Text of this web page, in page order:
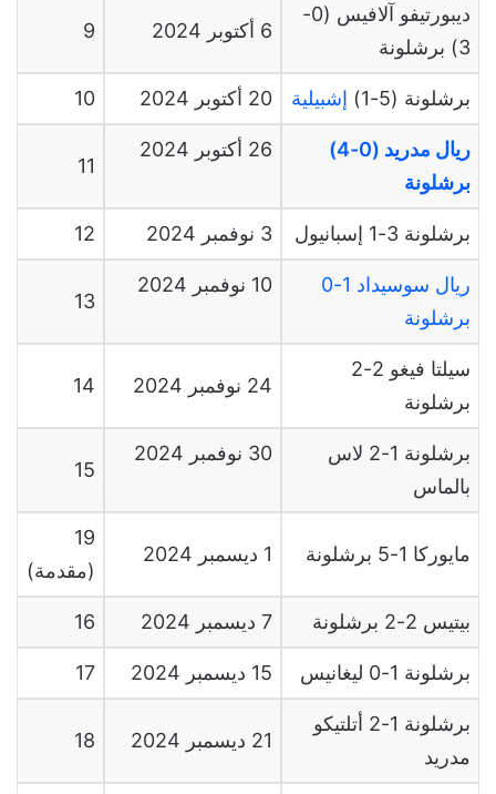
ديبورتيفو آلافيس (0-
3) برشلونة
6 أكتوبر 9
برشلونة (5-1) إشبيلية 20 أكتوبر 10
ريال مدريد (0-4)
برشلونة
26 أكتوبر
11
برشلونة 3-1 إسبانيول 3 نوفمبر 12
ريال سوسيداد 1-0
برشلونة
10 نوفمبر
13
سيلتا فيغو 2-2
برشلونة
24 نوفمبر 14
برشلونة 1-2 لاس
بالماس
30 نوفمبر
15
مايوركا 1-5 برشلونة 1 ديسمبر
19
(مقدمة)
بيتيس 2-2 برشلونة 7 ديسمبر 16
برشلونة 1-0 ليغانيس 15 ديسمبر 17
برشلونة 1-2 أتلتيكو
مدريد
21 ديسمبر 2024 18